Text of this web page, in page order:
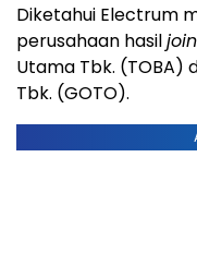
Diketahui Electrum
perusahaan hasil
Utama Tbk. (TOBA)
Tbk. (GOTO).